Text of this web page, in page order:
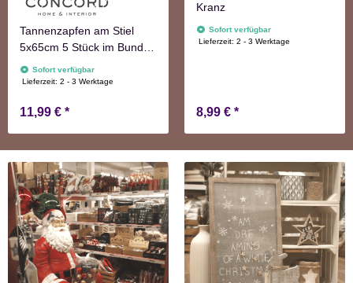
Tannenzapfen am Stiel
5x65cm 5 Stück im Bund
natur Adventskranzdeko
Sofort verfügbar
Lieferzeit:2 - 3 Werktage
11,99 € *
Kranz
Sofort verfügbar
Lieferzeit:2 - 3 Werktage
8,99 € *